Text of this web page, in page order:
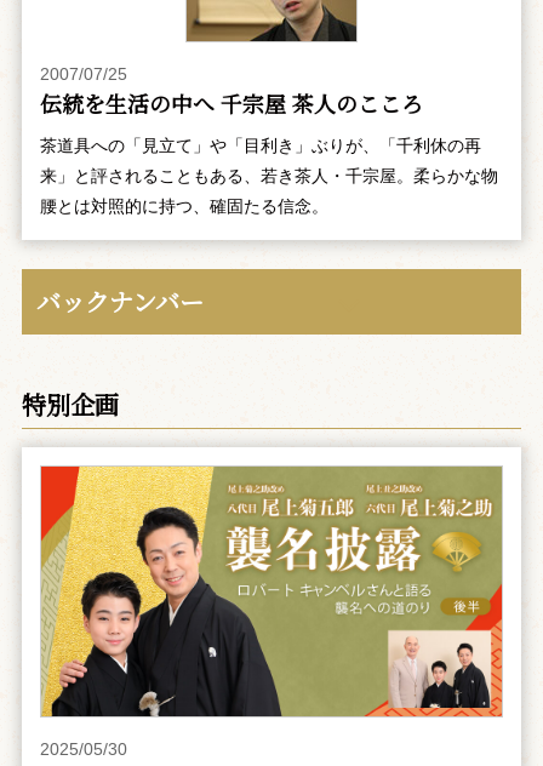
2007/07/25
伝統を生活の中へ 千宗屋 茶人のこころ
茶道具への「見立て」や「目利き」ぶりが、「千利休の再
来」と評されることもある、若き茶人・千宗屋。柔らかな物
腰とは対照的に持つ、確固たる信念。
バックナンバー
特別企画
2025/05/30